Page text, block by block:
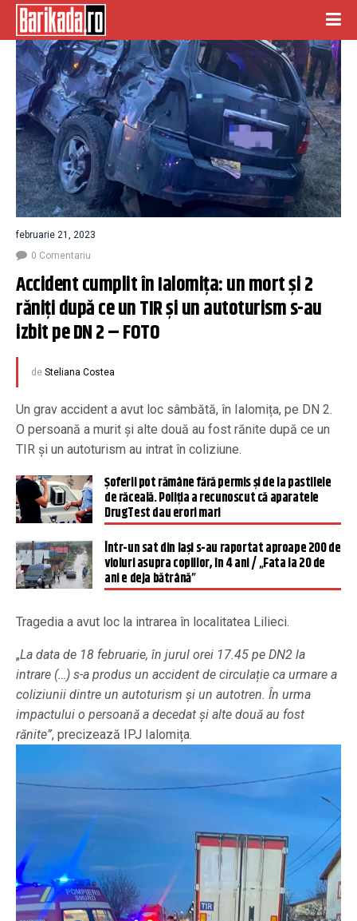
februarie 21, 2023
0 Comentariu
Accident cumplit în Ialomița: un mort și 2
răniți după ce un TIR și un autoturism s-au
izbit pe DN 2 – FOTO
de Steliana Costea
Un grav accident a avut loc sâmbătă, în Ialomița, pe DN 2.
O persoană a murit şi alte două au fost rănite după ce un
TIR și un autoturism au intrat în coliziune.
Șoferii pot rămâne fără permis și de la pastilele
de răceală. Poliția a recunoscut că aparatele
DrugTest dau erori mari
Într-un sat din Iași s-au raportat aproape 200 de
violuri asupra copiilor, în 4 ani / „Fata la 20 de
ani e deja bătrână”
Tragedia a avut loc la intrarea în localitatea Lilieci.
„La data de 18 februarie, în jurul orei 17.45 pe DN2 la
intrare (…) s-a produs un accident de circulație ca urmare a
coliziunii dintre un autoturism și un autotren. În urma
impactului o persoană a decedat și alte două au fost
rănite”, precizează IPJ Ialomița.